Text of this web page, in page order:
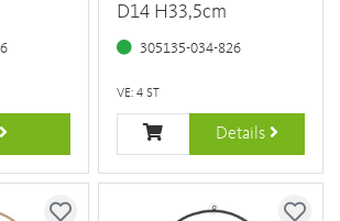
D14 H33,5cm
305135-034-826
VE: 4 ST
Details